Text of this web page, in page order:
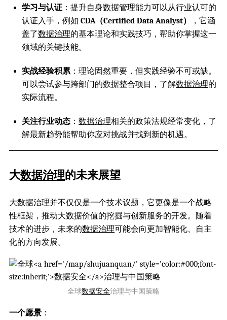
学习与认证 ：提升自身数据管理能力可以从行业认可的
认证入手，例如 CDA（Certified Data Analyst）
，它涵
盖了数据治理的基本理论和实践技巧，帮助你掌握这一
领域的关键技能。
实战经验积累 ：理论固然重要，但实践经验不可或缺。
可以尝试参与跨部门的数据整合项目，了解数据治理的
实际流程。
关注行业动态 ： 数据治理相关的政策法规经常变化，了
解最新趋势能帮助你应对挑战并找到新的机遇。
大数据治理的未来展望
大数据治理并不仅仅是一个技术议题，它更像是一个战略
性框架，推动大数据价值的挖掘与创新服务的开发。随着
技术的进步，未来的数据治理可能会向更加智能化、自主
化的方向发展。
全球数据安全治理与中国策略
一个愿景 ：